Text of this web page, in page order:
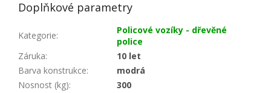
Doplňkové parametry
Kategorie:
Policové vozíky - dřevěné
police
Záruka:
10 let
Barva konstrukce:
modrá
Nosnost (kg):
300